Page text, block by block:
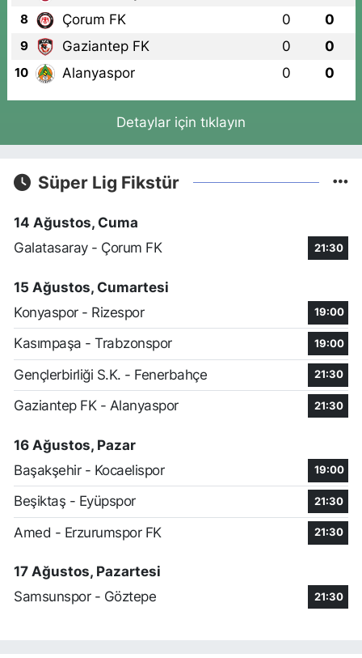
8 Çorum FK 0 0
9 Gaziantep FK 0 0
10 Alanyaspor 0 0
Detaylar için tıklayın
Süper Lig Fikstür
14 Ağustos, Cuma
Galatasaray - Çorum FK
21:30
15 Ağustos, Cumartesi
Konyaspor - Rizespor
19:00
Kasımpaşa - Trabzonspor 19:00
Gençlerbirliği S.K. - Fenerbahçe 21:30
Gaziantep FK - Alanyaspor 21:30
16 Ağustos, Pazar
Başakşehir - Kocaelispor
19:00
Beşiktaş - Eyüpspor 21:30
Amed - Erzurumspor FK 21:30
17 Ağustos, Pazartesi
Samsunspor - Göztepe
21:30